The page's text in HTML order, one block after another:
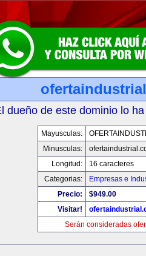
dueño de este dominio lo
Mayusculas:
Minusculas:
Longitud:
16 caracteres
Categorias:
Empresas e
Precio:
$949.00
Visitar!
Serán consideradas